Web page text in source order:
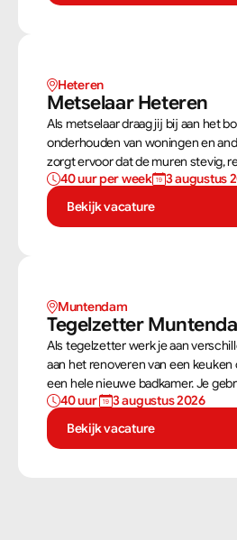
Heteren
Metselaar Heteren
Als metselaar draag jij bij aan het
onderhouden van woningen en
zorgt ervoor dat de muren stevig,
opgebouwd worden. Aan de hand
weet jij precies hoe een muur
Als metselaar kan je alleen werken
40 uur per week
3 augustus
Bekijk vacature
Muntendam
Tegelzetter
Als tegelzetter werk je aan
aan het renoveren van een
een hele nieuwe badkamer. Je
vaardigheden om tegels perfect te
tegelzetter ben je voortdurend
40 uur
3 augustus 2026
Bekijk vacature